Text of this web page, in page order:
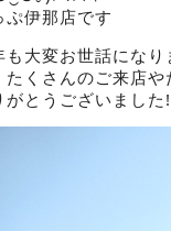
ぷ伊那店です
も大変お世話になり
たくさんのご来店
がとうございまし